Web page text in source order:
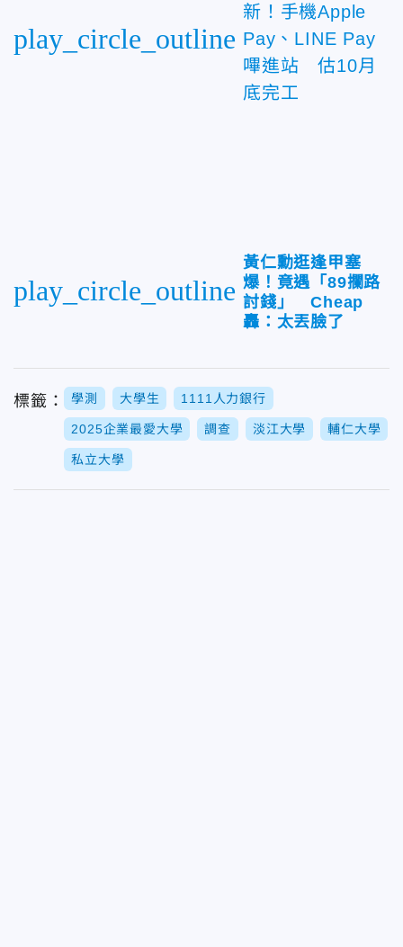
play_circle_outline
新！手機Apple
Pay、LINE Pay
嗶進站 估10月
底完工
play_circle_outline
黃仁勳逛逢甲塞
爆！竟遇「89攔路
討錢」 Cheap
轟：太丟臉了
標籤： 學測 大學生 1111人力銀行
2025企業最愛大學 調查 淡江大學 輔仁大學
私立大學